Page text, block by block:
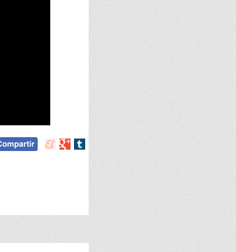
Compartir
Compartir
Compartir